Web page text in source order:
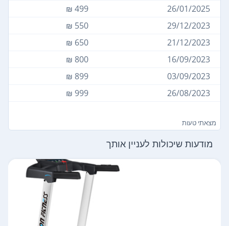
26/01/2025
499 ₪
29/12/2023
550 ₪
21/12/2023
650 ₪
16/09/2023
800 ₪
03/09/2023
899 ₪
26/08/2023
999 ₪
מצאתי טעות
מודעות שיכולות לעניין אותך